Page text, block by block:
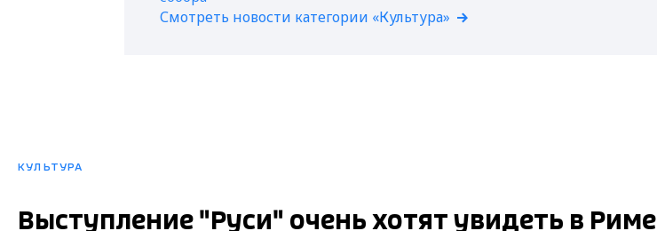
Смотреть новости категории «Культура»
КУЛЬТУРА
Выступление "Руси" очень хотят увидеть в Риме